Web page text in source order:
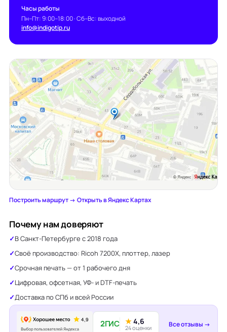
Часы работы
Пн–Пт: 9:00–18:00 · Сб–Вс: выходной
info@indigotip.ru
Построить маршрут →·Открыть в Яндекс Картах
Почему нам доверяют
В Санкт-Петербурге с 2018 года
Своё производство: Ricoh 7200X, плоттер, лазер
Срочная печать — от 1 рабочего дня
Цифровая, офсетная, УФ- и DTF-печать
Доставка по СПб и всей России
2ГИС ★4,6
24 оценки Все отзывы →